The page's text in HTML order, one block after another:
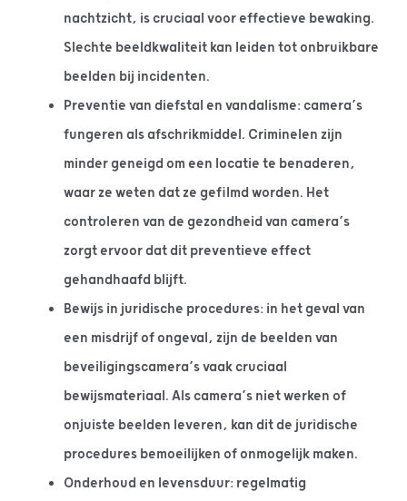
nachtzicht, is cruciaal voor effectieve bewaking.
Slechte beeldkwaliteit kan leiden tot onbruikbare
beelden bij incidenten.
Preventie van diefstal en vandalisme: camera’s
fungeren als afschrikmiddel. Criminelen zijn
minder geneigd om een locatie te benaderen,
waar ze weten dat ze gefilmd worden. Het
controleren van de gezondheid van camera’s
zorgt ervoor dat dit preventieve effect
gehandhaafd blijft.
Bewijs in juridische procedures: in het geval van
een misdrijf of ongeval, zijn de beelden van
beveiligingscamera’s vaak cruciaal
bewijsmateriaal. Als camera’s niet werken of
onjuiste beelden leveren, kan dit de juridische
procedures bemoeilijken of onmogelijk maken.
Onderhoud en levensduur: regelmatig